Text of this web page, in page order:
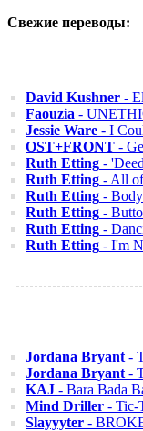
Свежие переводы:
David Kushner -
Faouzia -
Jessie Ware - I
OST+FRONT -
Ruth Etting -
Ruth Etting - All
Ruth Etting -
Ruth Etting -
Ruth Etting -
Ruth Etting - I'm
Jordana Bryant -
Jordana Bryant -
KAJ - Bara Bada
Mind Driller - Tic-
Slayyyter -